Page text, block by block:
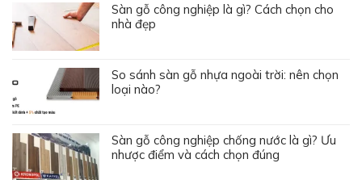
Sàn gỗ công nghiệp là gì? Cách chọn cho
nhà đẹp
So sánh sàn gỗ nhựa ngoài trời: nên chọn
loại nào?
Sàn gỗ công nghiệp chống nước là gì? Ưu
nhược điểm và cách chọn đúng